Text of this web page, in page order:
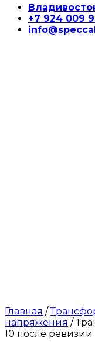
+7 924 009
Главная /
напряжения /
10 после ревизии